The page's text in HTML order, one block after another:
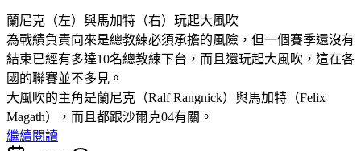
蘭尼克（左）與馬加特（右）玩起大風吹
為戰績負責向來是總教練必須承擔的風險，但一個賽季還沒有
結束已經有多達10名總教練下台，而且還玩起大風吹，這在各
國的聯賽並不多見。
大風吹的主角是蘭尼克（Ralf Rangnick）與馬加特（Felix
Magath），而且都跟沙爾克04有關。
繼續閱讀